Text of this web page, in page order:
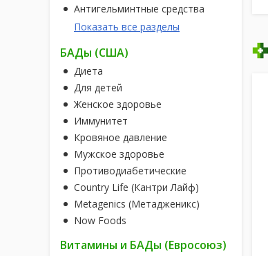
Антигельминтные средства
Показать все разделы
БАДы (США)
Диета
Для детей
Женское здоровье
Иммунитет
Кровяное давление
Мужское здоровье
Противодиабетические
Country Life (Кантри Лайф)
Metagenics (Метадженикс)
Now Foods
Витамины и БАДы (Евросоюз)